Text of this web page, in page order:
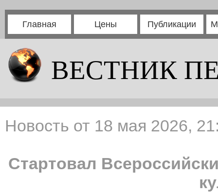
Главная Цены Публикации
ВЕСТНИК
Новость от 18 мая 2026,
Стартовал